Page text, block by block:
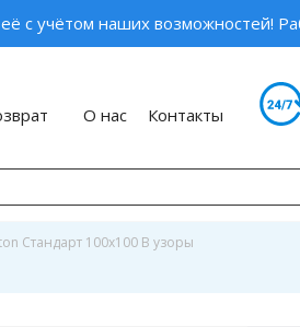
с учётом наших возможностей!
О нас Контакты
Стандарт 100х100 В узоры